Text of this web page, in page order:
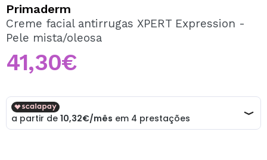
Ao criar uma conta no Maquibeauty.pt pode fazer as suas
compras rapidamente, verificar o estado das suas
Primaderm
Creme facial antirrugas XPERT Expression -
Pele mista/oleosa
41,30€